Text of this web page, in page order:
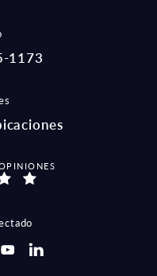
Law Group on the
1173
OPINIONES: